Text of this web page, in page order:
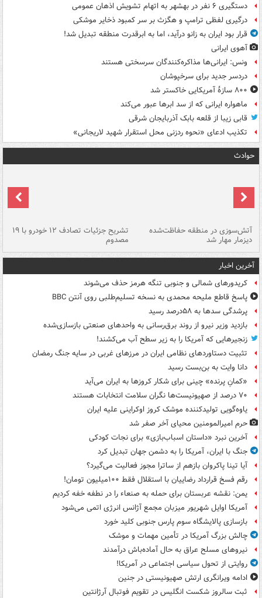
دستگیری ۶ نفر در بهشهر به اتهام تشویش اذهان عمومی
درگیری لفظی ترامپ و هگزث بر سر کمبود ذخایر موشکی
قرار بود ایران به زانو درآید، اما به ابرقدرت منطقه تبدیل شد!
آهوی ایرانی
ونس: ایرانی‌ها مذاکره‌کنندگان سرسختی هستند
دردسر جدید برای سرخپوشان
۸۰۰ سازۀ آمریکایی خاکستر شد
ماهواره ایرانی که از سد ابرها عبور می‌کند
قابی زیبا از قلعه بابک آذربایجان شرقی
تکذیب ادعای «نحوه ردزنی محل استقرار شهید لاریجانی»
حوادث
آتش‌سوزی در منطقه حفاظت‌شده
دیزمار مهار شد
تشریح جزئیات تصادف ۱۲ خودرو با ۱۹
مصدوم
آخرین اخبار
کریدورهای شمالی و جنوبی تنگه هرمز حذف می‌شوند
پاسخ قاطع ملیحه محمدی به نسخه تسلیم‌طلبی روی آنتن BBC
پرشدگی سدها به ۵۸درصد رسید
بازدید وزیر نیرو از روند برق‌رسانی به واحدهای صنعتی بازسازی‌شده
زنجیرهایی که آمریکا را به زیر سطح آب می‌کشند!
تثبیت دستاوردهای نظامی ایران در مرزهای غربی در سایه جنگ رمضان
دانا وایت به بن‌بست رسید
«کمانِ پرنده» چینی برای شکار کروزها به ایران می‌آید
۷۰ درصد از صهیونیست‌ها نگران سلامت انتخابات هستند
یاوه‌گویی تولیدکننده موشک کروز اوکراینی علیه ایران
حرم امیرالمومنین محیای آخر صفر شد
آخرین نبرد «داستان اسباب‌بازی» برای نجات کودکی
جنگ با ایران، آمریکا را به دشمن جهان تبدیل کرد
آیا تینا پاکروان بازهم از ساترا مجوز فعالیت می‌گیرد؟
رقم فسخ قرارداد رضاییان با استقلال فقط ۱۰۰میلیون تومان!
یمن: نقشه عربستان برای حمله به صنعاء را در نطفه خفه کردیم
آمریکا اوایل شهریور میزبان مجمع آژانس انرژی اتمی می‌شود
بازسازی پالایشگاه سوم پارس جنوبی کلید خورد
چالش بزرگ آمریکا در تأمین مهمات و موشک
نیروهای مسلح عراق به حال آماده‌باش درآمدند
روایتی از تحول سیاسی اجتماعی در آمریکا!
ادامه ویرانگری ارتش صهیونیستی در جنین
ثبت سالروز شکست انگلیس در تقویم فوتبال آرژانتین